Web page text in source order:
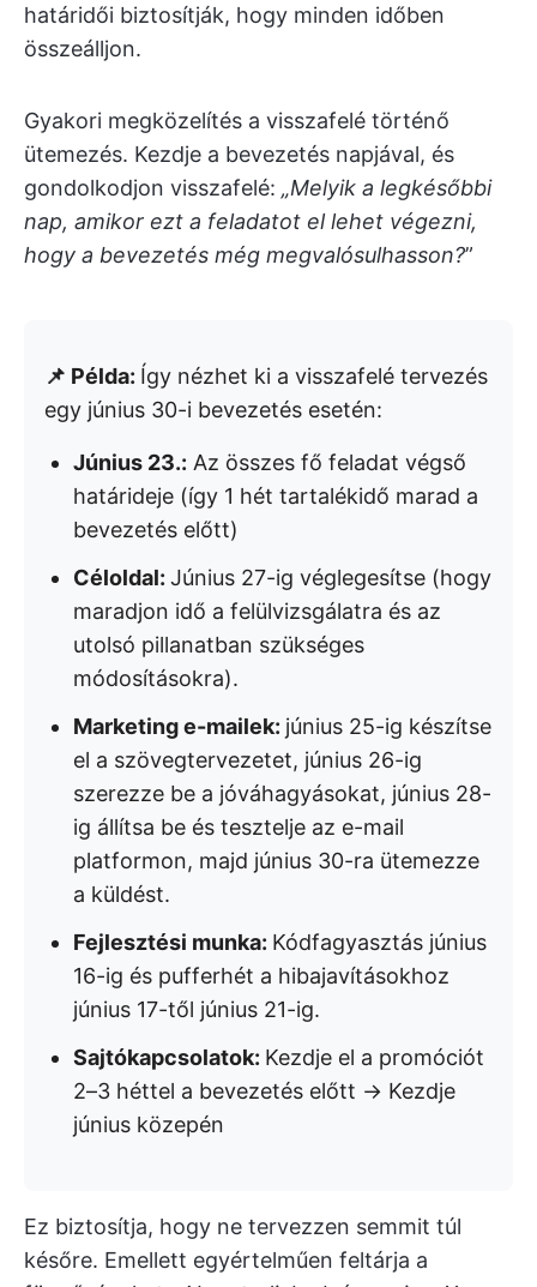
határidői biztosítják, hogy minden időben
összeálljon.
Gyakori megközelítés a visszafelé történő
ütemezés. Kezdje a bevezetés napjával, és
gondolkodjon visszafelé: „Melyik a legkésőbbi
nap, amikor ezt a feladatot el lehet végezni,
hogy a bevezetés még megvalósulhasson?”
📌 Példa: Így nézhet ki a visszafelé tervezés
egy június 30-i bevezetés esetén:
Június 23.: Az összes fő feladat végső
határideje (így 1 hét tartalékidő marad a
bevezetés előtt)
Céloldal: Június 27-ig véglegesítse (hogy
maradjon idő a felülvizsgálatra és az
utolsó pillanatban szükséges
módosításokra).
Marketing e-mailek: június 25-ig készítse
el a szövegtervezetet, június 26-ig
szerezze be a jóváhagyásokat, június 28-
ig állítsa be és tesztelje az e-mail
platformon, majd június 30-ra ütemezze
a küldést.
Fejlesztési munka: Kódfagyasztás június
16-ig és pufferhét a hibajavításokhoz
június 17-től június 21-ig.
Sajtókapcsolatok: Kezdje el a promóciót
2–3 héttel a bevezetés előtt → Kezdje
június közepén
Ez biztosítja, hogy ne tervezzen semmit túl
későre. Emellett egyértelműen feltárja a